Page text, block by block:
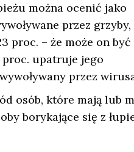
można ocenić jako
przez grzyby,
proc. – że może on być
proc. upatruje jego
przez
osób, które mają lub
borykające się z